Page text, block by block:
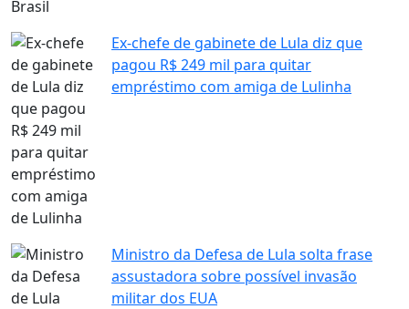
Ex-chefe de gabinete de Lula diz que
pagou R$ 249 mil para quitar
empréstimo com amiga de Lulinha
Ministro da Defesa de Lula solta frase
assustadora sobre possível invasão
militar dos EUA